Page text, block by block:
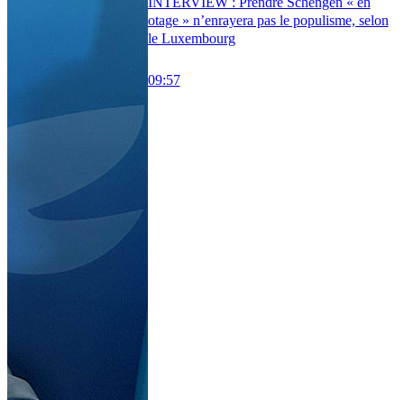
otage » n’enrayera pas le populisme, selon
le Luxembourg
09:57